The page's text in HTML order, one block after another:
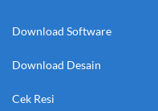
Download Software
Download Desain
Cek Resi